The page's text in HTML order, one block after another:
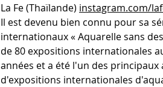
La Fe (Thaïlande) instagram.com/
Il est devenu bien connu pour sa
internationaux « Aquarelle sans
de 80 expositions internationales
années et a été l'un des
d'expositions internationales